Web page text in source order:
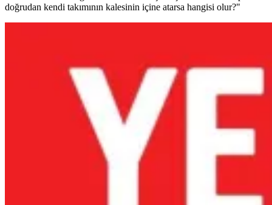
doğrudan kendi takımının kalesinin içine atarsa hangisi olur?"